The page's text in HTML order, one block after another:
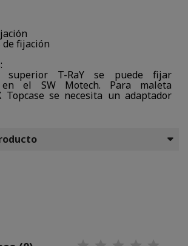
fijación
T-RaY se puede fijar
en el SW Motech. Para maleta
Topcase se necesita un adaptador